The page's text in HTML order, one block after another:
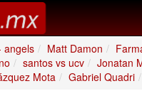
angels Matt Damon
santos vs ucv
Jonatan
Mota
Gabriel Quadri